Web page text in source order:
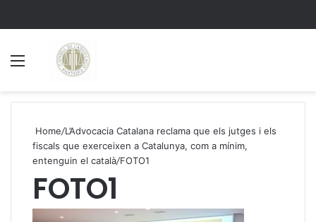
Home/L’Advocacia Catalana reclama que els jutges i els
fiscals que exerceixen a Catalunya, com a mínim,
entenguin el català/FOTO1
FOTO1